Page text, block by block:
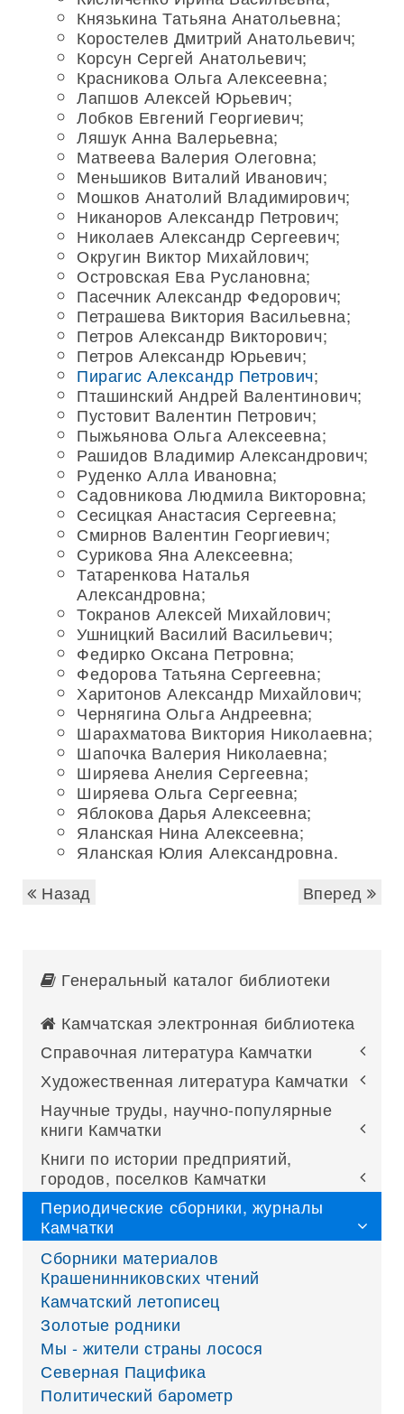
Князькина Татьяна Анатольевна;
Коростелев Дмитрий Анатольевич;
Корсун Сергей Анатольевич;
Красникова Ольга Алексеевна;
Лапшов Алексей Юрьевич;
Лобков Евгений Георгиевич;
Ляшук Анна Валерьевна;
Матвеева Валерия Олеговна;
Меньшиков Виталий Иванович;
Мошков Анатолий Владимирович;
Никаноров Александр Петрович;
Николаев Александр Сергеевич;
Округин Виктор Михайлович;
Островская Ева Руслановна;
Пасечник Александр Федорович;
Петрашева Виктория Васильевна;
Петров Александр Викторович;
Петров Александр Юрьевич;
Пирагис Александр Петрович;
Пташинский Андрей Валентинович;
Пустовит Валентин Петрович;
Пыжьянова Ольга Алексеевна;
Рашидов Владимир Александрович;
Руденко Алла Ивановна;
Садовникова Людмила Викторовна;
Сесицкая Анастасия Сергеевна;
Смирнов Валентин Георгиевич;
Сурикова Яна Алексеевна;
Татаренкова Наталья
Александровна;
Токранов Алексей Михайлович;
Ушницкий Василий Васильевич;
Федирко Оксана Петровна;
Федорова Татьяна Сергеевна;
Харитонов Александр Михайлович;
Чернягина Ольга Андреевна;
Шарахматова Виктория Николаевна;
Шапочка Валерия Николаевна;
Ширяева Анелия Сергеевна;
Ширяева Ольга Сергеевна;
Яблокова Дарья Алексеевна;
Яланская Нина Алексеевна;
Яланская Юлия Александровна.
Назад
Вперед
Генеральный каталог библиотеки
Камчатская электронная библиотека
Справочная литература Камчатки
Художественная литература Камчатки
Научные труды, научно-популярные
книги Камчатки
Книги по истории предприятий,
городов, поселков Камчатки
Периодические сборники, журналы
Камчатки
Сборники материалов
Крашенинниковских чтений
Камчатский летописец
Золотые родники
Мы - жители страны лосося
Северная Пацифика
Политический барометр